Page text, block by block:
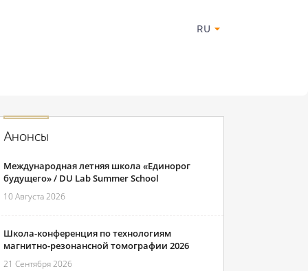
RU
Анонсы
Международная летняя школа «Единорог
будущего» / DU Lab Summer School
10 Августа 2026
Школа-конференция по технологиям
магнитно-резонансной томографии 2026
21 Сентября 2026